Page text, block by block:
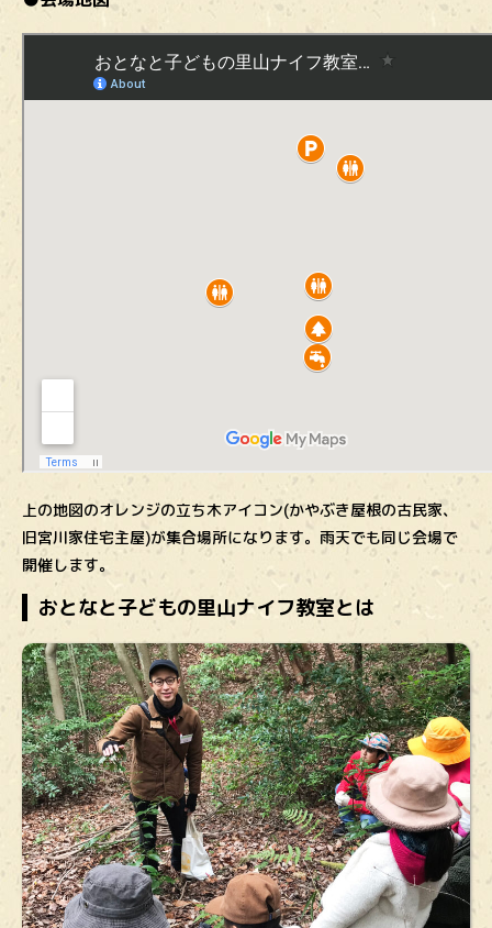
上の地図のオレンジの立ち木アイコン(かやぶき屋根の古民家、
旧宮川家住宅主屋)が集合場所になります。雨天でも同じ会場で
開催します。
おとなと子どもの里山ナイフ教室とは